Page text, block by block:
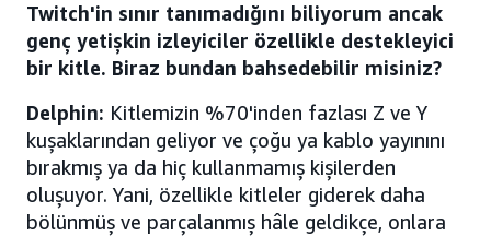
Twitch'in sınır tanımadığını biliyorum ancak
genç yetişkin izleyiciler özellikle destekleyici
bir kitle. Biraz bundan bahsedebilir misiniz?
Delphin: Kitlemizin %70'inden fazlası Z ve Y
kuşaklarından geliyor ve çoğu ya kablo yayınını
bırakmış ya da hiç kullanmamış kişilerden
oluşuyor. Yani, özellikle kitleler giderek daha
bölünmüş ve parçalanmış hâle geldikçe, onlara